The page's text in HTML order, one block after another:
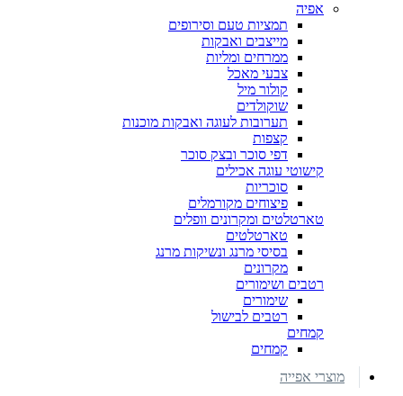
אפיה
תמציות טעם וסירופים
מייצבים ואבקות
ממרחים ומליות
צבעי מאכל
קולור מיל
שוקולדים
תערובות לעוגה ואבקות מוכנות
קצפות
דפי סוכר ובצק סוכר
קישוטי עוגה אכילים
סוכריות
פיצוחים מקורמלים
טארטלטים ומקרונים וופלים
טארטלטים
בסיסי מרנג ונשיקות מרנג
מקרונים
רטבים ושימורים
שימורים
רטבים לבישול
קמחים
קמחים
מוצרי אפייה